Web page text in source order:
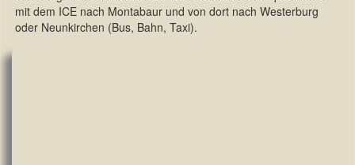
mit dem ICE nach Montabaur und von dort nach Westerburg
oder Neunkirchen (Bus, Bahn, Taxi).